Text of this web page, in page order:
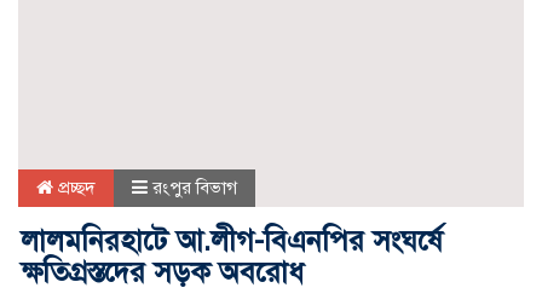
প্রচ্ছদ রংপুর বিভাগ
লালমনিরহাটে আ.লীগ-বিএনপির সংঘর্ষে
ক্ষতিগ্রস্তদের সড়ক অবরোধ